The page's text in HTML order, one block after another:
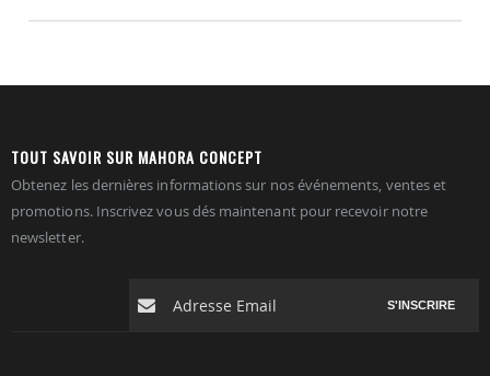
TOUT SAVOIR SUR MAHORA CONCEPT
Obtenez les dernières informations sur nos événements, ventes et
promotions. Inscrivez vous dés maintenant pour recevoir notre
newsletter.
S'INSCRIRE